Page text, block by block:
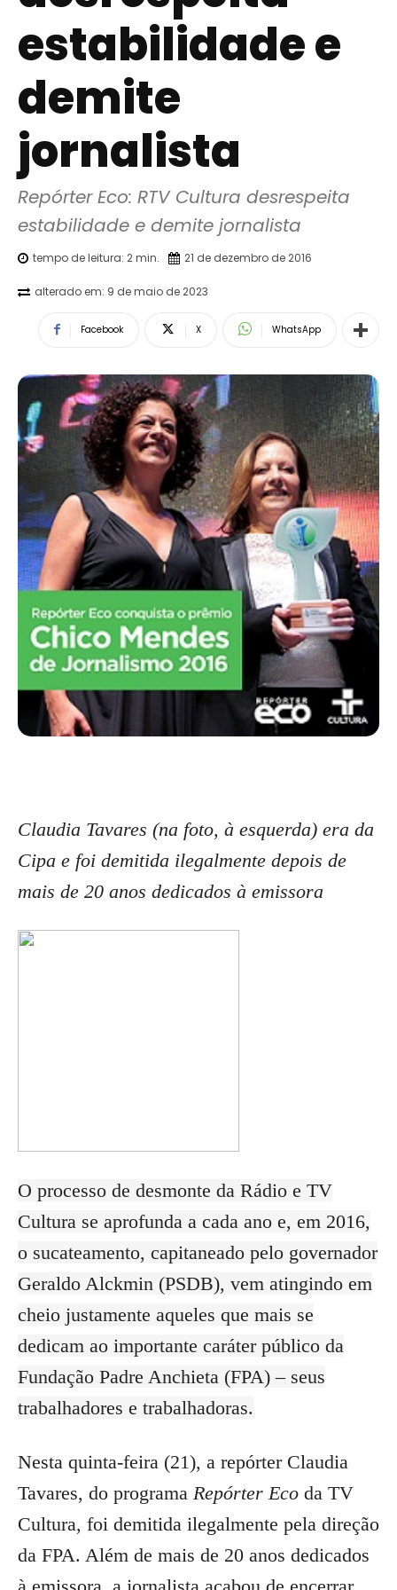
estabilidade e
demite
jornalista
Repórter Eco: RTV Cultura desrespeita
estabilidade e demite jornalista
tempo de leitura: 2min. 21 de dezembro de 2016
alterado em: 9 de maio de 2023
Facebook X WhatsApp
Claudia Tavares (na foto, à esquerda) era da
Cipa e foi demitida ilegalmente depois de
mais de 20 anos dedicados à emissora
O processo de desmonte da Rádio e TV
Cultura se aprofunda a cada ano e, em 2016,
o sucateamento, capitaneado pelo governador
Geraldo Alckmin (PSDB), vem atingindo em
cheio justamente aqueles que mais se
dedicam ao importante caráter público da
Fundação Padre Anchieta (FPA) – seus
trabalhadores e trabalhadoras.
Nesta quinta-feira (21), a repórter Claudia
Tavares, do programa Repórter Eco da TV
Cultura, foi demitida ilegalmente pela direção
da FPA. Além de mais de 20 anos dedicados